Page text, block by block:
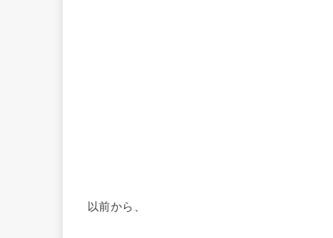
以前から、